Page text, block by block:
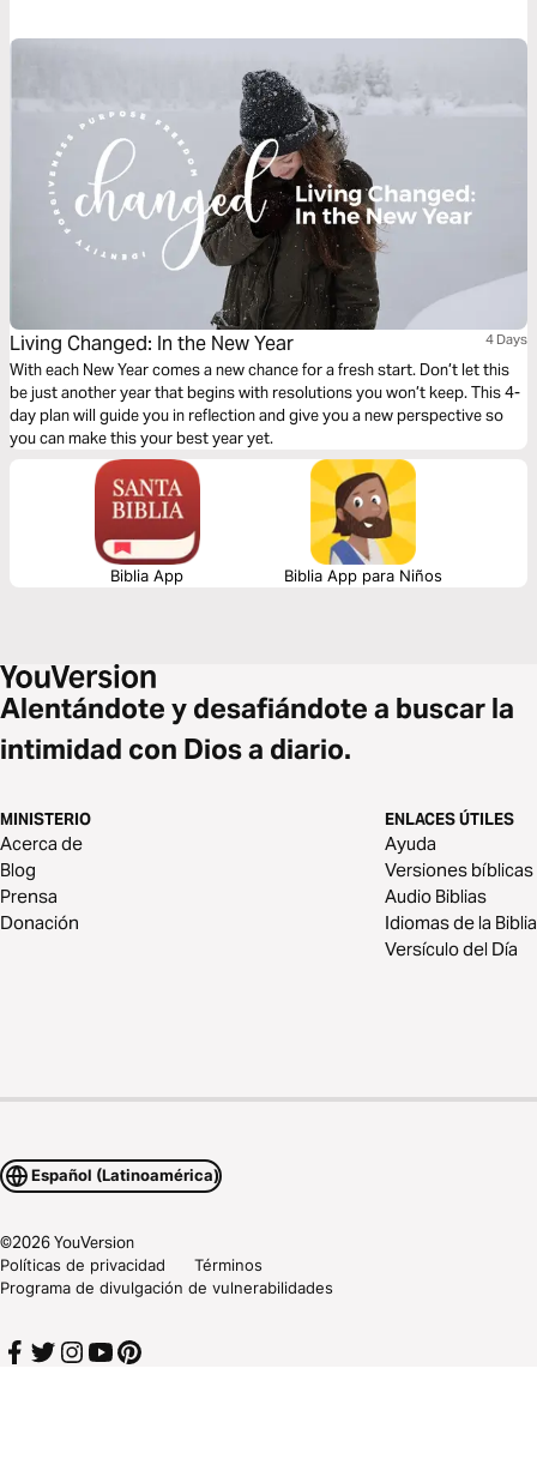
pena, empezando ahora. Además, puedes disfrutar del plan
Living Changed: In the New Year 4 Days
With each New Year comes a new chance for a fresh start. Don’t let this
be just another year that begins with resolutions you won’t keep. This 4-
day plan will guide you in reflection and give you a new perspective so
you can make this your best year yet.
Biblia App Biblia App para Niños
Alentándote y desafiándote a buscar la
intimidad con Dios a diario.
MINISTERIO
Acerca de
Blog
Prensa
Donación
ENLACES ÚTILES
Ayuda
Versiones bíblicas
Audio Biblias
Idiomas de la Biblia
Versículo del Día
Español (Latinoamérica)
©2026YouVersion
Políticas de privacidad
Términos
Programa de divulgación de vulnerabilidades